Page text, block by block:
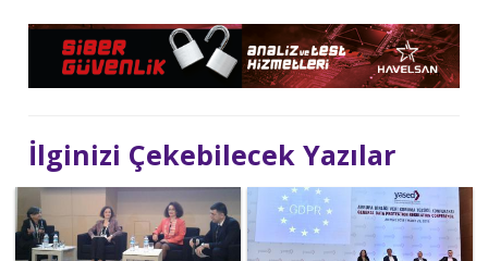
İlginizi Çekebilecek Yazılar